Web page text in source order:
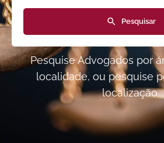
Pesquisar
Pesquise Advogados por
localidade, ou pesquise
localização.